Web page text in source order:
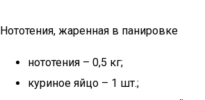
Нототения, жаренная в панировке
нототения – 0,5 кг;
куриное яйцо – 1 шт.;